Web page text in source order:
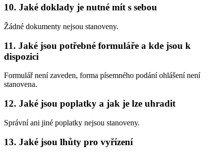
10. Jaké doklady je nutné mít s sebou
Žádné dokumenty nejsou stanoveny.
11. Jaké jsou potřebné formuláře a kde jsou k
dispozici
Formulář není zaveden, forma písemného podání ohlášení není
stanovena.
12. Jaké jsou poplatky a jak je lze uhradit
Správní ani jiné poplatky nejsou stanoveny.
13. Jaké jsou lhůty pro vyřízení